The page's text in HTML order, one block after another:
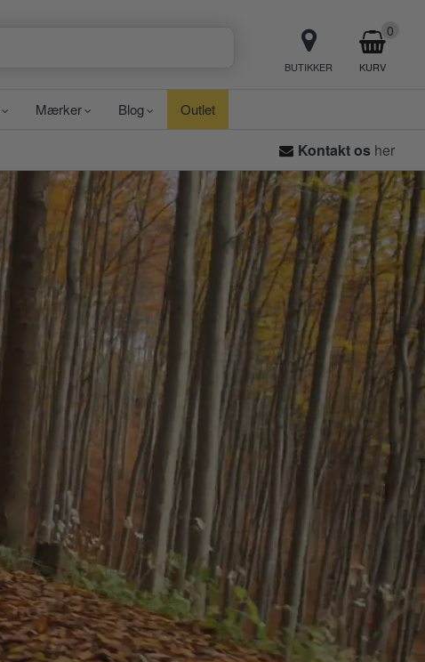
BUTIKKER KURV
0
Mærker Blog Outlet
Kontakt os her